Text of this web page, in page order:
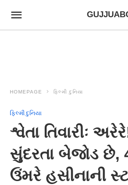
HOMEPAGE ફિલ્મી દુનિયા
ફિલ્મી દુનિયા
શ્વેતા તિવારીઃ
સુંદરતા બેજોડ છે,
ઉંમરે હસીનાની